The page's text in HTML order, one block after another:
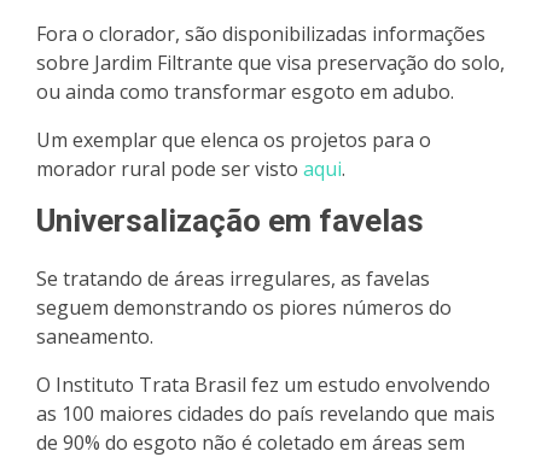
Fora o clorador, são disponibilizadas informações
sobre Jardim Filtrante que visa preservação do solo,
ou ainda como transformar esgoto em adubo.
Um exemplar que elenca os projetos para o
morador rural pode ser visto aqui.
Universalização em favelas
Se tratando de áreas irregulares, as favelas
seguem demonstrando os piores números do
saneamento.
O Instituto Trata Brasil fez um estudo envolvendo
as 100 maiores cidades do país revelando que mais
de 90% do esgoto não é coletado em áreas sem